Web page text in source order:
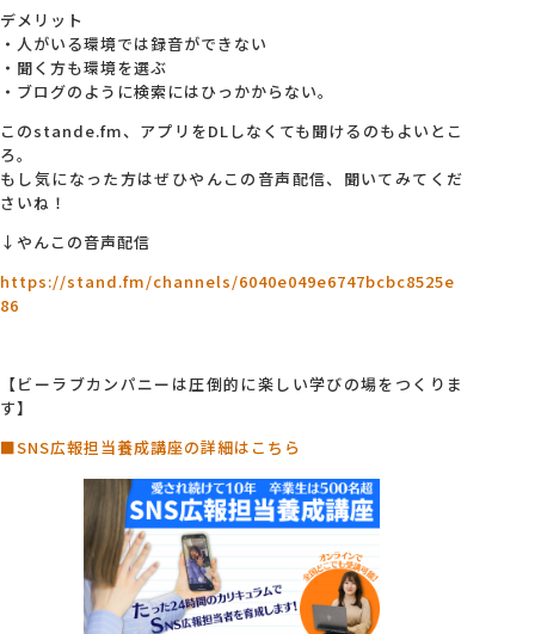
デメリット
・人がいる環境では録音ができない
・聞く方も環境を選ぶ
・ブログのように検索にはひっかからない。
このstande.fm、アプリをDLしなくても聞けるのもよいとこ
ろ。
もし気になった方はぜひやんこの音声配信、聞いてみてくだ
さいね！
↓やんこの音声配信
https://stand.fm/channels/6040e049e6747bcbc8525e
86
【ビーラブカンパニーは圧倒的に楽しい学びの場をつくりま
す】
■SNS広報担当養成講座の詳細はこちら